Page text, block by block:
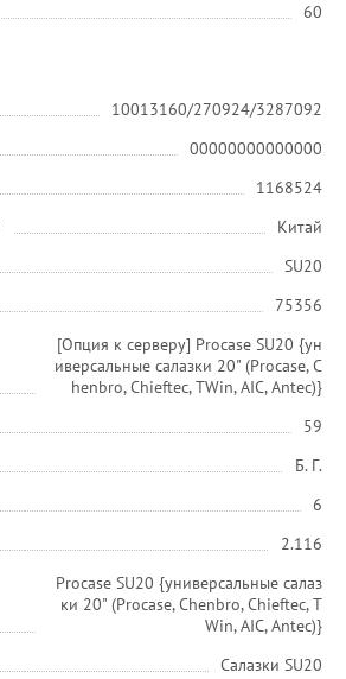
60
10013160/270924/3287092
00000000000000
1168524
Китай
SU20
75356
[Опция к серверу] Procase SU20 {ун
иверсальные салазки 20" (Procase, C
henbro, Chieftec, TWin, AIC, Antec)}
59
Б. Г.
6
2.116
Procase SU20 {универсальные салаз
ки 20" (Procase, Chenbro, Chieftec, T
Win, AIC, Antec)}
Салазки SU20